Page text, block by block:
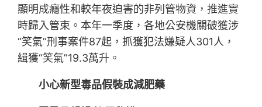
顯明成癮性和較年夜迫害的非列管物資，推進實
時歸入管束。本年一季度，各地公安機關破獲涉
“笑氣”刑事案件87起，抓獲犯法嫌疑人301人，
緝獲“笑氣”19.3萬升。
小心新型毒品假裝成減肥藥